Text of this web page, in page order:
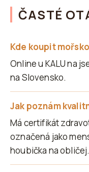
ČASTÉ
Kde koupit
Online u KALU na
na Slovensko.
Jak poznám
Má certifikát
označená jako
houbička na obličej.